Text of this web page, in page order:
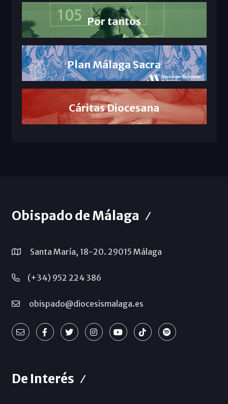
Por tantos
Plan Málaga Sacra
Cáritas Diocesana
Obispado de Málaga
Santa María, 18-20. 29015 Málaga
(+34) 952 224 386
obispado@diocesismalaga.es
De Interés